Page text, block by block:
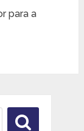
para a